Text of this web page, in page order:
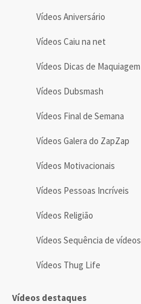
Vídeos Aniversário
Vídeos Caiu na net
Vídeos Dicas de Maquiagem
Vídeos Dubsmash
Vídeos Final de Semana
Vídeos Galera do ZapZap
Vídeos Motivacionais
Vídeos Pessoas Incríveis
Vídeos Religião
Vídeos Sequência de vídeos
Vídeos Thug Life
Vídeos destaques